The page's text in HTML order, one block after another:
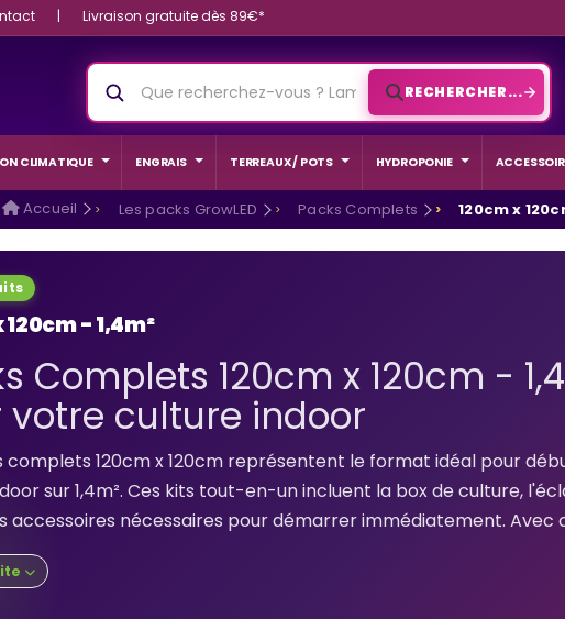
| Livraison gratuite dès 89€*
RECHERCHER...
CLIMATIQUE ENGRAIS TERREAUX / POTS HYDROPONIE
Accueil Les packs GrowLED Packs Complets 120cm x
120cm - 1,4m²
Complets 120cm x 120cm -
votre culture indoor
complets 120cm x 120cm représentent le format idéal pour
sur 1,4m². Ces kits tout-en-un incluent la box de culture,
accessoires nécessaires pour démarrer immédiatement. Avec
POUR UN
GROW ?